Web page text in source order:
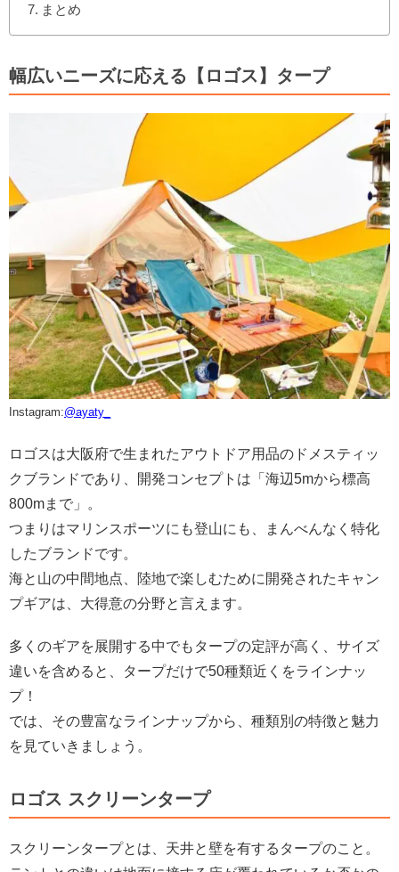
まとめ
幅広いニーズに応える【ロゴス】タープ
Instagram:@ayaty_
ロゴスは大阪府で生まれたアウトドア用品のドメスティッ
クブランドであり、開発コンセプトは「海辺5mから標高
800mまで」。
つまりはマリンスポーツにも登山にも、まんべんなく特化
したブランドです。
海と山の中間地点、陸地で楽しむために開発されたキャン
プギアは、大得意の分野と言えます。
多くのギアを展開する中でもタープの定評が高く、サイズ
違いを含めると、タープだけで50種類近くをラインナッ
プ！
では、その豊富なラインナップから、種類別の特徴と魅力
を見ていきましょう。
ロゴス スクリーンタープ
スクリーンタープとは、天井と壁を有するタープのこと。